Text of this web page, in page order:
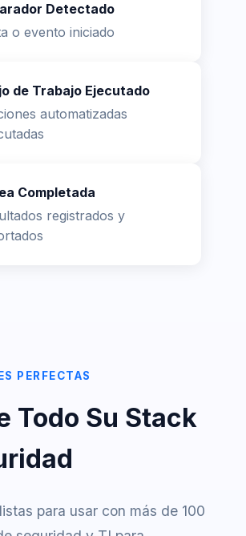
Detectado
o evento iniciado
de Trabajo Ejecutado
automatizadas
Completada
registrados y
PERFECTAS
Todo Su Stack
para usar con más de 100